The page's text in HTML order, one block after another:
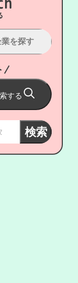
業を探す
する
検索